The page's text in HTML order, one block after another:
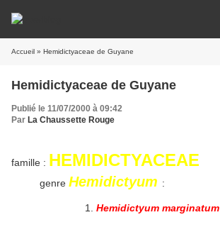
Accueil » Hemidictyaceae de Guyane
Hemidictyaceae de Guyane
Publié le 11/07/2000 à 09:42
Par La Chaussette Rouge
famille : HEMIDICTYACEAE
genre Hemidictyum :
Hemidictyum marginatum